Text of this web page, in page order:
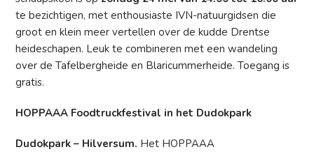
te bezichtigen, met enthousiaste IVN-natuurgidsen die
groot en klein meer vertellen over de kudde Drentse
heideschapen. Leuk te combineren met een wandeling
over de Tafelbergheide en Blaricummerheide. Toegang is
gratis.
HOPPAAA Foodtruckfestival in het Dudokpark
Dudokpark – Hilversum. Het HOPPAAA